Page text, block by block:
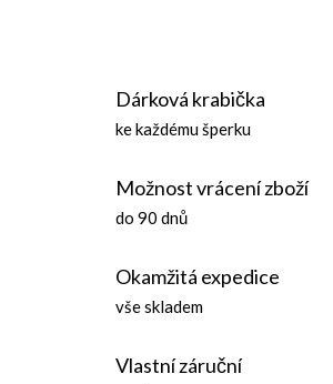
Dárková krabička
ke každému šperku
Možnost vrácení zboží
do 90 dnů
Okamžitá expedice
vše skladem
Vlastní záruční